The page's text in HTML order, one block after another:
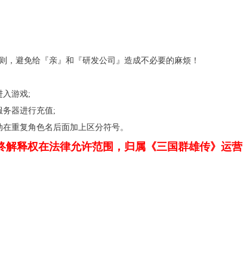
避免给『亲』和『研发公司』造成不必要的麻烦！
入游戏;
务器进行充值;
重复角色名后面加上区分符号。
释权在法律允许范围，归属《三国群雄传》运营